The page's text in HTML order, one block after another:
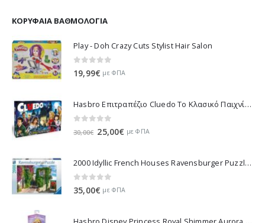
ΚΟΡΥΦΑΊΑ ΒΑΘΜΟΛΟΓΊΑ
Play - Doh Crazy Cuts Stylist Hair Salon
0 out of 5
19,99€ με ΦΠΑ
Hasbro Επιτραπέζιο Cluedo Το Κλασικό Παιχνίδι Μυστήριου 38712
out of 5
30,00€ Original
30,00€.
25,00€ Η
είναι:
με ΦΠΑ
2000 Idyllic French Houses Ravensburger Puzzle 16640
35,00€ με ΦΠΑ